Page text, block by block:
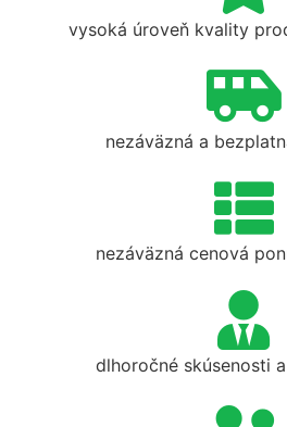
vysoká úroveň kvality
nezáväzná a
nezáväzná cenová
dlhoročné skúsenosti